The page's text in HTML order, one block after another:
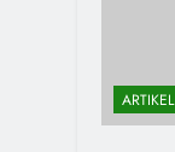
ARTIKEL